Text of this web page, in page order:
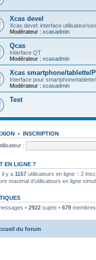
Xcas devel
Xcas devel: interface utilisateur/
Modérateur : xcasadmin
Qcas
Interface QT
Modérateur : xcasadmin
Xcas smartphone/tablette/
Interface pour smartphone/
Modérateur : xcasadmin
Test
• INSCRIPTION
:
EN LIGNE ?
il y a 1157 utilisateurs en ligne :: 2
maximal d’utilisateurs en ligne
• 2922 sujets • 679
du forum